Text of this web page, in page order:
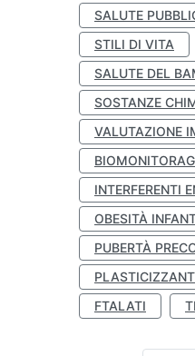
SALUTE
STILI DI VITA
SALUTE DEL
SOSTANZE
VALUTAZIONE
INTERFERENTI
OBESITÀ
PUBERTÀ
FTALATI